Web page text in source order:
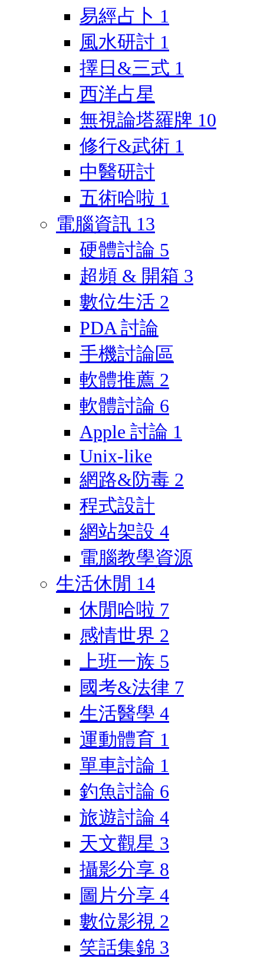
易經占卜 1
風水研討 1
擇日&三式 1
西洋占星
無視論塔羅牌 10
修行&武術 1
中醫研討
五術哈啦 1
電腦資訊 13
硬體討論 5
超頻 & 開箱 3
數位生活 2
PDA 討論
手機討論區
軟體推薦 2
軟體討論 6
Apple 討論 1
Unix-like
網路&防毒 2
程式設計
網站架設 4
電腦教學資源
生活休閒 14
休閒哈啦 7
感情世界 2
上班一族 5
國考&法律 7
生活醫學 4
運動體育 1
單車討論 1
釣魚討論 6
旅遊討論 4
天文觀星 3
攝影分享 8
圖片分享 4
數位影視 2
笑話集錦 3